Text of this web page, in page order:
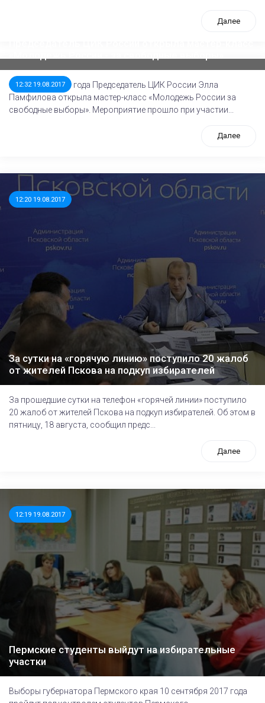
Далее
12:32 19.08.2017
18 августа 2017 года Председатель ЦИК России Элла
Памфилова открыла мастер-класс «Молодежь России за
свободные выборы». Мероприятие прошло при участии...
Далее
12:20 19.08.2017
За сутки на «горячую линию» поступило 20 жалоб
от жителей Пскова на подкуп избирателей
За прошедшие сутки на телефон «горячей линии» поступило
20 жалоб от жителей Пскова на подкуп избирателей. Об этом в
пятницу, 18 августа, сообщил предс...
Далее
12:19 19.08.2017
Пермские студенты выйдут на избирательные
участки
Выборы губернатора Пермского края 10 сентября 2017 года